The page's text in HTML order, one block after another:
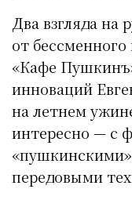
Два взгляда на
от
«Кафе
инноваций
на летнем
интересно — с
передовыми